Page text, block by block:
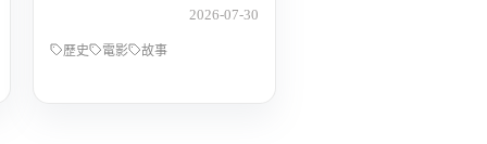
2026-07-30
歷史 電影 故事